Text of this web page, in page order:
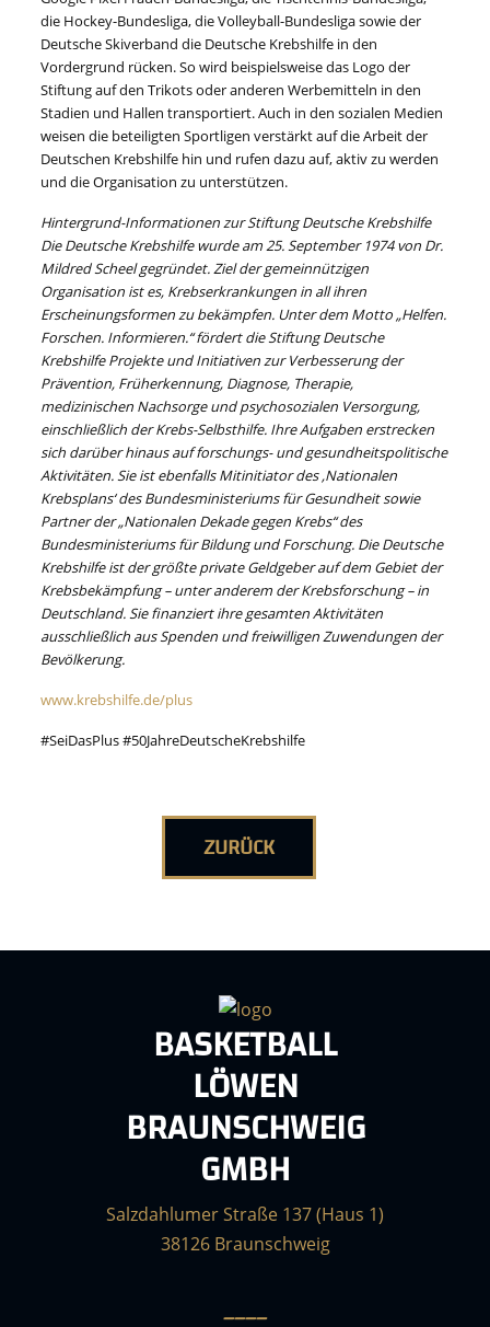
die Hockey-Bundesliga, die Volleyball-Bundesliga sowie der
Deutsche Skiverband die Deutsche Krebshilfe in den
Vordergrund rücken. So wird beispielsweise das Logo der
Stiftung auf den Trikots oder anderen Werbemitteln in den
Stadien und Hallen transportiert. Auch in den sozialen Medien
weisen die beteiligten Sportligen verstärkt auf die Arbeit der
Deutschen Krebshilfe hin und rufen dazu auf, aktiv zu werden
und die Organisation zu unterstützen.
Hintergrund-Informationenzur Stiftung Deutsche Krebshilfe
Die Deutsche Krebshilfe wurde am 25. September 1974 von Dr.
Mildred Scheel gegründet. Ziel der gemeinnützigen
Organisation ist es, Krebserkrankungen in all ihren
Erscheinungsformen zu bekämpfen. Unter dem Motto „Helfen.
Forschen. Informieren.“ fördert die Stiftung Deutsche
Krebshilfe Projekte und Initiativen zur Verbesserung der
Prävention, Früherkennung, Diagnose, Therapie,
medizinischen Nachsorge und psychosozialen Versorgung,
einschließlich der Krebs-Selbsthilfe. Ihre Aufgaben erstrecken
sich darüber hinaus auf forschungs- und gesundheitspolitische
Aktivitäten. Sie ist ebenfalls Mitinitiator des ‚Nationalen
Krebsplans‘ des Bundesministeriums für Gesundheit sowie
Partner der „Nationalen Dekade gegen Krebs“ des
Bundesministeriums für Bildung und Forschung. Die Deutsche
Krebshilfe ist der größte private Geldgeber auf dem Gebiet der
Krebsbekämpfung – unter anderem der Krebsforschung – in
Deutschland. Sie finanziert ihre gesamten Aktivitäten
ausschließlich aus Spenden und freiwilligen Zuwendungen der
Bevölkerung.
www.krebshilfe.de/plus
#SeiDasPlus #50JahreDeutscheKrebshilfe
ZURÜCK
BASKETBALL
LÖWEN
BRAUNSCHWEIG
GMBH
Salzdahlumer Straße 137 (Haus 1)
38126 Braunschweig
____